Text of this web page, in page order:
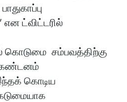
ட்விட்டரில்
கொடுமை சம்பவத்திற்கு
கண்டனம்
கொடிய